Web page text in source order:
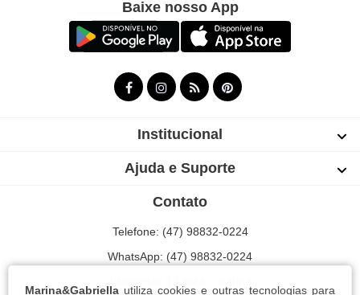
Marina&Gabriella utiliza cookies e outras tecnologias para
Baixe nosso App
Institucional
Ajuda e Suporte
Contato
Telefone: (47) 98832-0224
WhatsApp: (47) 98832-0224